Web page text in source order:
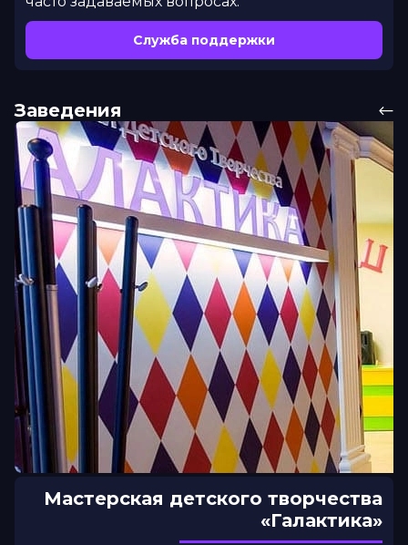
Служба поддержки
Заведения
Мастерская детского творчества
«Галактика»